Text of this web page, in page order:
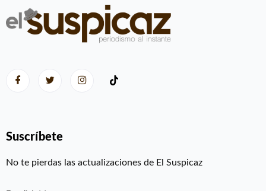
Suscríbete
No te pierdas las actualizaciones de El Suspicaz